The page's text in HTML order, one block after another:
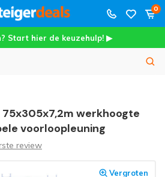
0
Start hier de keuzehulp! ▶
werkhoogte
voorloopleuning
review
Vergroten